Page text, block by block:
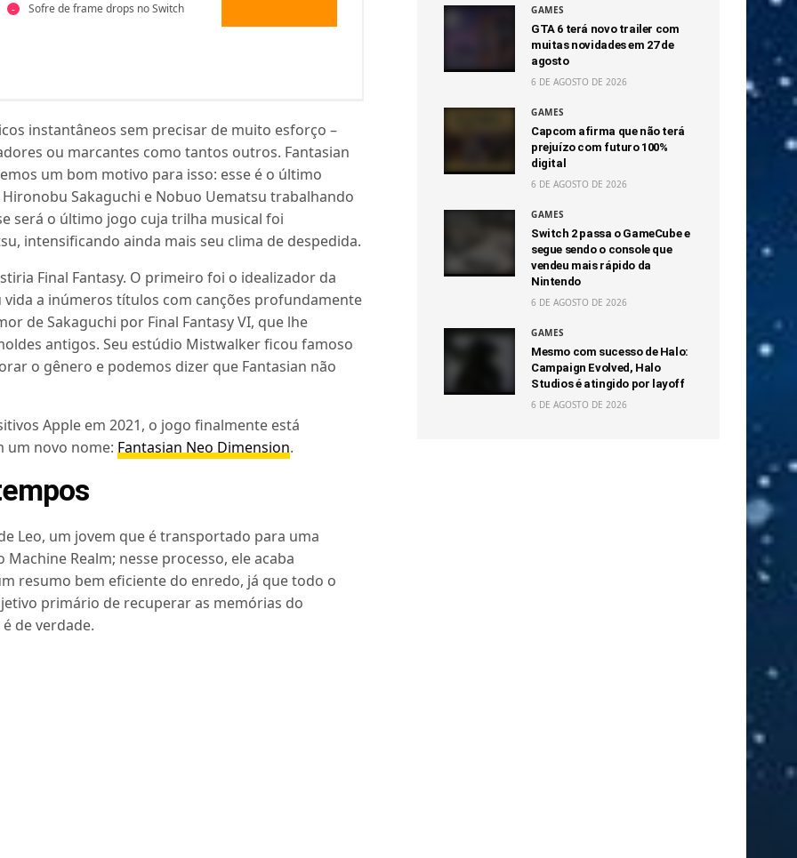
Sofre de frame drops no Switch
instantâneos sem precisar de muito esforço –
ou marcantes como tantos outros. Fantasian
um bom motivo para isso: esse é o último
Sakaguchi e Nobuo Uematsu trabalhando
será o último jogo cuja trilha musical foi
intensificando ainda mais seu clima de despedida.
Final Fantasy. O primeiro foi o idealizador da
a inúmeros títulos com canções profundamente
de Sakaguchi por Final Fantasy VI, que lhe
antigos. Seu estúdio Mistwalker ficou famoso
o gênero e podemos dizer que Fantasian não
Apple em 2021, o jogo finalmente está
um novo nome: Fantasian Neo Dimension.
Leo, um jovem que é transportado para uma
Realm; nesse processo, ele acaba
resumo bem eficiente do enredo, já que todo o
primário de recuperar as memórias do
de verdade.
GAMES
GTA 6 terá novo trailer com
muitas novidades em 27 de
agosto
6 DE AGOSTO DE 2026
GAMES
Capcom afirma que não terá
prejuízo com futuro 100%
digital
6 DE AGOSTO DE 2026
GAMES
Switch 2 passa o GameCube e
segue sendo o console que
vendeu mais rápido da
Nintendo
6 DE AGOSTO DE 2026
GAMES
Mesmo com sucesso de Halo:
Campaign Evolved, Halo
Studios é atingido por layoff
6 DE AGOSTO DE 2026